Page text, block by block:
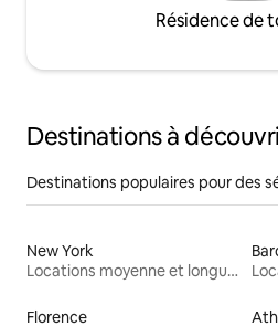
Résidence de
Destinations à
Destinations populaires pour des
New York
Locations moyenne et longue durée
Florence